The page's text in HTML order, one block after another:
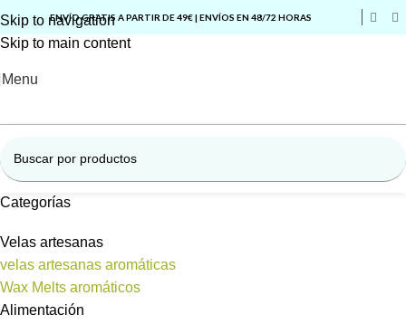
Skip to navigation
Skip to main content
ENVÍO GRATIS A PARTIR DE 49€ | ENVÍOS EN 48/72 HORAS
Menu
Categorías
Velas artesanas
velas artesanas aromáticas
Wax Melts aromáticos
Alimentación